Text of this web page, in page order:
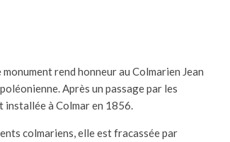
rend honneur au Colmarien Jean
Après un passage par les
installée à Colmar en 1856.
colmariens, elle est fracassée par